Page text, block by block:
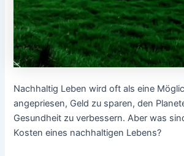
Nachhaltig Leben wird oft als eine
angepriesen, Geld zu sparen, den
Gesundheit zu verbessern. Aber was
Kosten eines nachhaltigen Lebens?